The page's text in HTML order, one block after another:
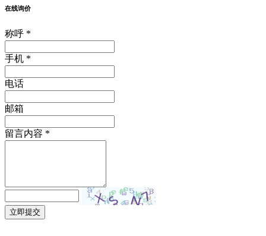
在线询价
称呼 *
手机 *
电话
邮箱
留言内容 *
立即提交